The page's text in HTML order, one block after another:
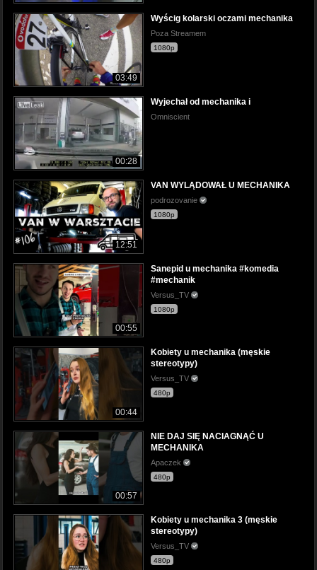
03:49
Wyścig kolarski oczami mechanika
Poza Streamem
1080p
00:28
Wyjechał od mechanika i
Omniscient
12:51
VAN WYLĄDOWAŁ U MECHANIKA
podrozovanie
1080p
00:55
Sanepid u mechanika #komedia
#mechanik
Versus_TV
1080p
00:44
Kobiety u mechanika (męskie
stereotypy)
Versus_TV
480p
00:57
NIE DAJ SIĘ NACIAGNĄĆ U
MECHANIKA
Apaczek
480p
Kobiety u mechanika 3 (męskie
stereotypy)
Versus_TV
480p